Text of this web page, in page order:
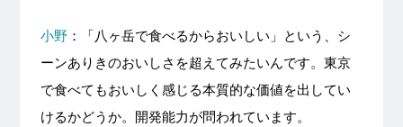
小野：「八ヶ岳で食べるからおいしい」という、シ
ーンありきのおいしさを超えてみたいんです。東京
で食べてもおいしく感じる本質的な価値を出してい
けるかどうか。開発能力が問われています。